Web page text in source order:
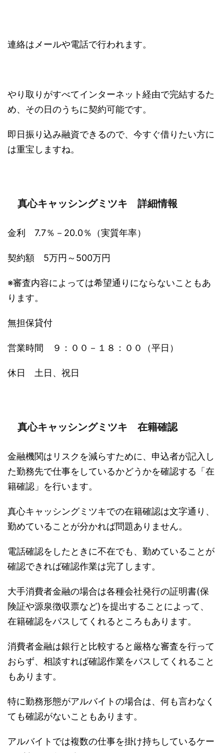
連絡はメールや電話で行われます。
やり取りがすべてインターネット経由で完結するた
め、その日のうちに契約可能です。
即日振り込み融資できるので、今すぐ借りたい方に
は重宝しますね。
真心キャッシングミツキ 詳細情報
金利 7.7％－20.0％（実質年率）
契約額 5万円～500万円
※審査内容によっては希望通りにならないこともあ
ります。
無担保貸付
営業時間 ９：００－１８：００（平日）
休日 土日、祝日
真心キャッシングミツキ 在籍確認
金融機関はリスクを減らすために、申込者が記入し
た勤務先で仕事をしているかどうかを確認する「在
籍確認」を行います。
真心キャッシングミツキでの在籍確認は文字通り、
勤めていることが分かれば問題ありません。
電話確認をしたときに不在でも、勤めていることが
確認できれば確認作業は完了します。
大手消費者金融の場合は各種会社発行の証明書(保
険証や源泉徴収票など)を提出することによって、
在籍確認をパスしてくれるところもあります。
消費者金融は銀行と比較すると厳格な審査を行って
おらず、相談すれば確認作業をパスしてくれること
もあります。
特に勤務形態がアルバイトの場合は、何も言わなく
ても確認がないこともあります。
アルバイトでは複数の仕事を掛け持ちしているケー